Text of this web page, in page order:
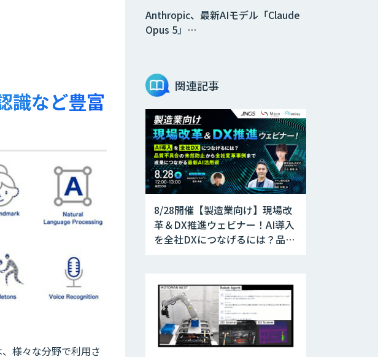
識など豊富
様々な分野で利用さ
Anthropic、最新AIモデル「Claude
Opus 5」…
関連記事
8/28開催【製造業向け】現場改
革＆DX推進ウェビナー！AI導入
を全社DXにつなげるには？品質
AI活用術